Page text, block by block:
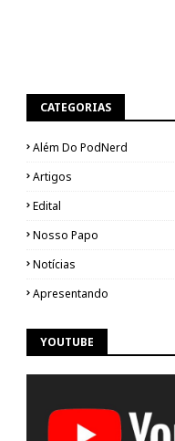
CATEGORIAS
Além Do PodNerd
Artigos
Edital
Nosso Papo
Notícias
Apresentando
YOUTUBE